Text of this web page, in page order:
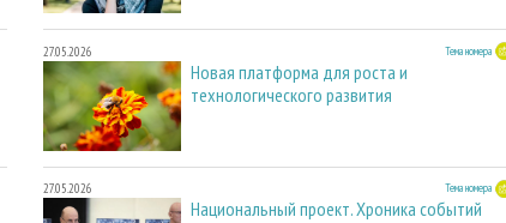
27.05.2026 Тема номера
Новая платформа для роста и
технологического развития
27.05.2026 Тема номера
Национальный проект. Хроника событий